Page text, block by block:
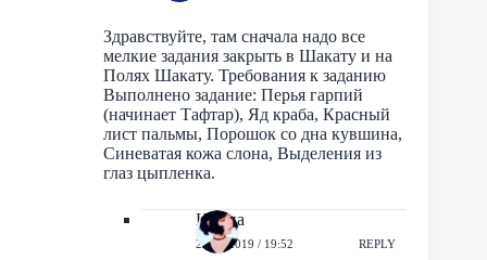
Здравствуйте, там сначала надо все
мелкие задания закрыть в Шакату и на
Полях Шакату. Требования к заданию
Выполнено задание: Перья гарпий
(начинает Тафтар), Яд краба, Красный
лист пальмы, Порошок со дна кувшина,
Синеватая кожа слона, Выделения из
глаз цыпленка.
Ирина
20/02/2019 / 19:52 REPLY